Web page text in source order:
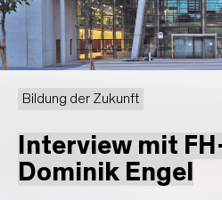
Bildung der Zukunft
Interview mit
Dominik Engel